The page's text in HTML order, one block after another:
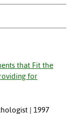
that Fit the
for
| 1997